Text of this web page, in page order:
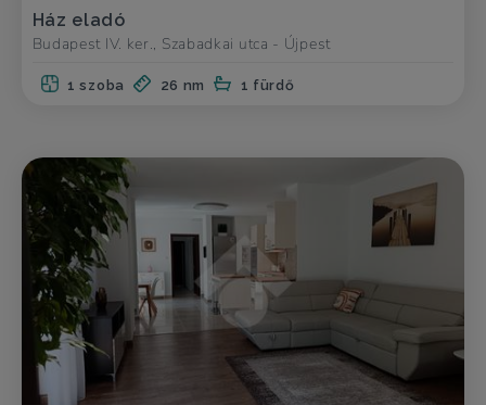
Ház eladó
Budapest IV. ker., Szabadkai utca - Újpest
1 szoba 26 nm 1 fürdő